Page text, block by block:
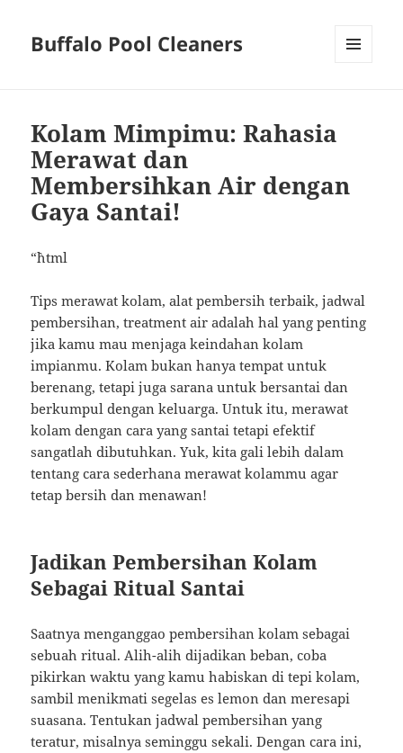
Buffalo Pool Cleaners
Kolam Mimpimu: Rahasia
Merawat dan
Membersihkan Air dengan
Gaya Santai!
“`html
Tips merawat kolam, alat pembersih terbaik, jadwal
pembersihan, treatment air adalah hal yang penting
jika kamu mau menjaga keindahan kolam
impianmu. Kolam bukan hanya tempat untuk
berenang, tetapi juga sarana untuk bersantai dan
berkumpul dengan keluarga. Untuk itu, merawat
kolam dengan cara yang santai tetapi efektif
sangatlah dibutuhkan. Yuk, kita gali lebih dalam
tentang cara sederhana merawat kolammu agar
tetap bersih dan menawan!
Jadikan Pembersihan Kolam
Sebagai Ritual Santai
Saatnya menganggao pembersihan kolam sebagai
sebuah ritual. Alih-alih dijadikan beban, coba
pikirkan waktu yang kamu habiskan di tepi kolam,
sambil menikmati segelas es lemon dan meresapi
suasana. Tentukan jadwal pembersihan yang
teratur, misalnya seminggu sekali. Dengan cara ini,